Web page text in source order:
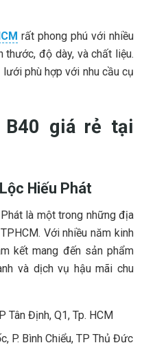
rất phong phú với nhiều
thước, độ dày, và chất liệu.
phù hợp với nhu cầu cụ
giá rẻ tại
Hiếu Phát
là một trong những địa
Với nhiều năm kinh
kết mang đến sản phẩm
và dịch vụ hậu mãi chu
Tân Định, Q1, Tp. HCM
P. Bình Chiểu, TP Thủ Đức